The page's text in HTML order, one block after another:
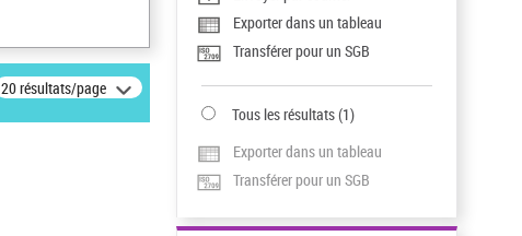
20 résultats/page
Exporter dans un tableau
Transférer pour un SGB
Tous les résultats(1)
Exporter dans un tableau
Transférer pour un SGB